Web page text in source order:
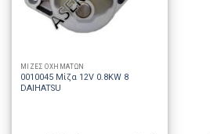
ΜΙΖΕΣ ΟΧΗΜΑΤΩΝ
0010045 Μίζα 12V 0.8KW 8
DAIHATSU